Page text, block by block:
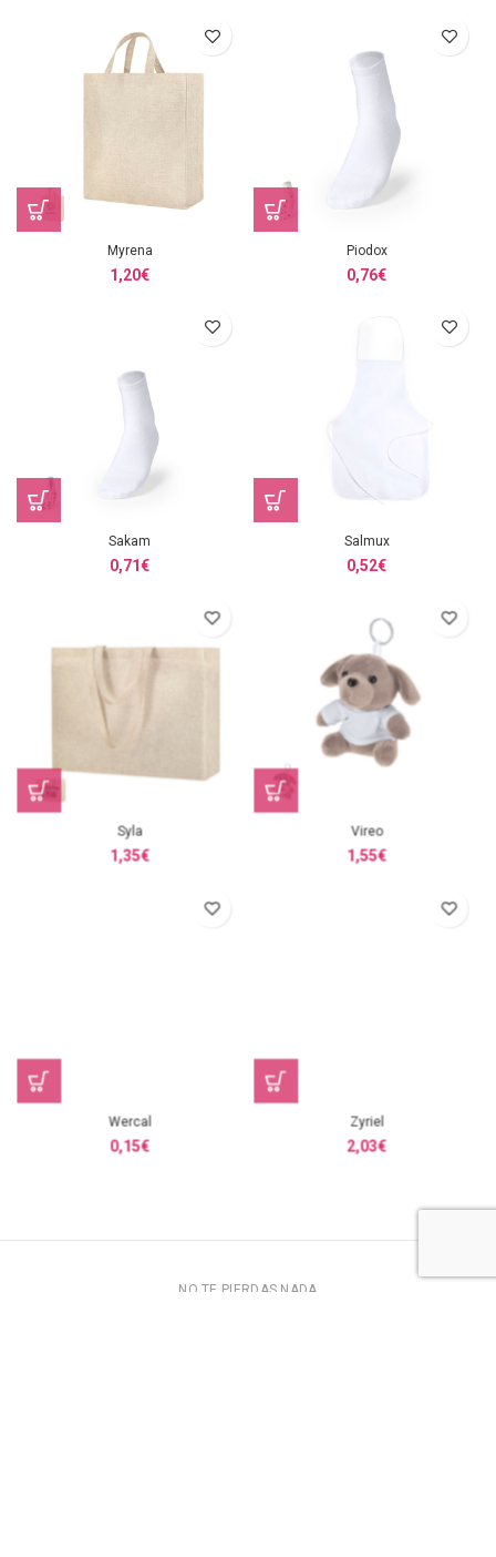
Myrena
1,20€
Piodox
0,76€
Sakam
0,71€
Salmux
0,52€
Syla
1,35€
Vireo
1,55€
Wercal
0,15€
Zyriel
2,03€
NO TE PIERDAS NADA